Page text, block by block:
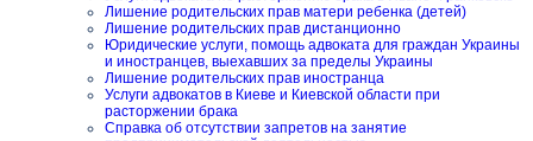
Лишение родительских прав матери ребенка (детей)
Лишение родительских прав дистанционно
Юридические услуги, помощь адвоката для граждан Украины
и иностранцев, выехавших за пределы Украины
Лишение родительских прав иностранца
Услуги адвокатов в Киеве и Киевской области при
расторжении брака
Справка об отсутствии запретов на занятие